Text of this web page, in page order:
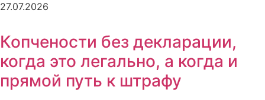
27.07.2026
Копчености без декларации,
когда это легально, а когда и
прямой путь к штрафу